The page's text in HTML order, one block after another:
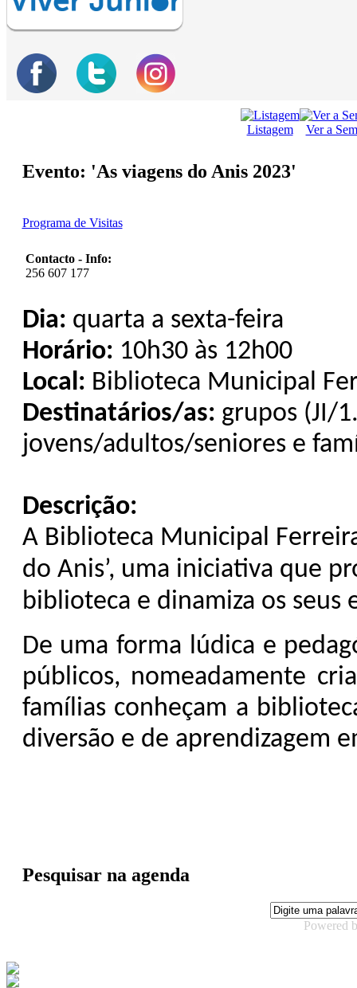
Listagem Ver a
Evento: 'As viagens do Anis 2023'
Programa de Visitas
Contacto - Info:
256 607 177
Dia: quarta a sexta-feira
Horário: 10h30 às 12h00
Local: Biblioteca Municipal
Destinatários/as: grupos (JI/
jovens/adultos/seniores e
Descrição:
A Biblioteca Municipal
do Anis’, uma iniciativa que
biblioteca e dinamiza os seus
De uma forma lúdica e
públicos, nomeadamente
famílias conheçam a
diversão e de aprendizagem
Pesquisar na agenda
Powered